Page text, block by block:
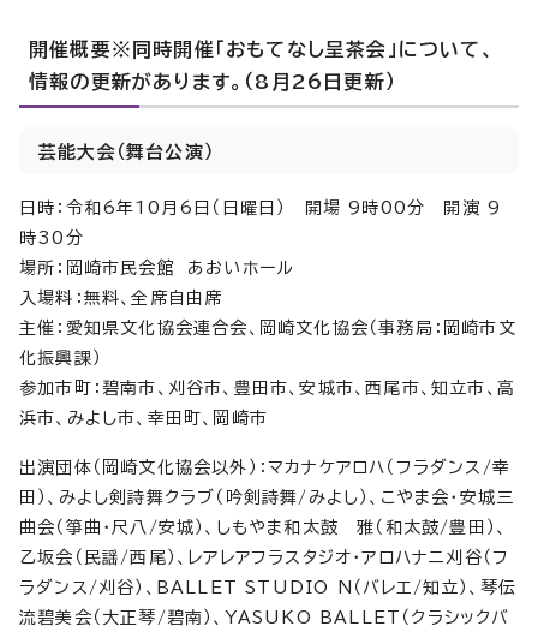
開催概要※同時開催「おもてなし呈茶会」について、
情報の更新があります。（8月26日更新）
芸能大会（舞台公演）
日時：令和6年10月6日（日曜日） 開場 9時00分 開演 9
時30分
場所：岡崎市民会館 あおいホール
入場料：無料、全席自由席
主催：愛知県文化協会連合会、岡崎文化協会（事務局：岡崎市文
化振興課）
参加市町：碧南市、刈谷市、豊田市、安城市、西尾市、知立市、高
浜市、みよし市、幸田町、岡崎市
出演団体（岡崎文化協会以外）：マカナケアロハ（フラダンス/幸
田）、みよし剣詩舞クラブ（吟剣詩舞/みよし）、こやま会・安城三
曲会（箏曲・尺八/安城）、しもやま和太鼓 雅（和太鼓/豊田）、
乙坂会（民謡/西尾）、レアレアフラスタジオ・アロハナニ刈谷（フ
ラダンス/刈谷）、BALLET STUDIO N（バレエ/知立）、琴伝
流碧美会（大正琴/碧南）、YASUKO BALLET（クラシックバ